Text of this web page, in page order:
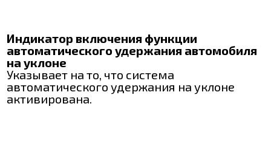
Индикатор включения функции
автоматического удержания автомобиля
на уклоне
Указывает на то, что система
автоматического удержания на уклоне
активирована.